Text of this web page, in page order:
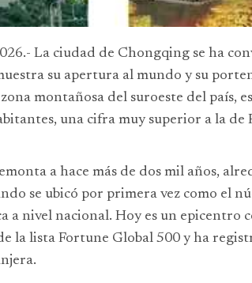
La ciudad de Chongqing se ha
su apertura al mundo y su
montañosa del suroeste del país,
una cifra muy superior a la de
a hace más de dos mil años,
se ubicó por primera vez como el
a nivel nacional. Hoy es un epicentro
la lista Fortune Global 500 y ha